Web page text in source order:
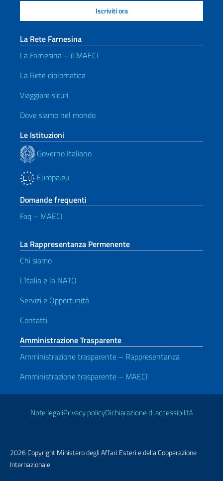
La Rete Farnesina
La Farnesina – il MAECI
La Rete diplomatica
Viaggiare sicuri
Dove siamo nel mondo
Le Istituzioni
Governo Italiano
Europa.eu
Domande frequenti
Faq – MAECI
La Rappresentanza Permenente
Chi siamo
L’Italia e la NATO
Servizi e Opportunità
Contatti
Amministrazione Trasparente
Amministrazione trasparente – Rappresentanza
Amministrazione trasparente – MAECI
Link Utili
Note legaliPrivacy policyDichiarazione di accessibilità
2026 Copyright Ministero degli Affari Esteri e della Cooperazione
Internazionale